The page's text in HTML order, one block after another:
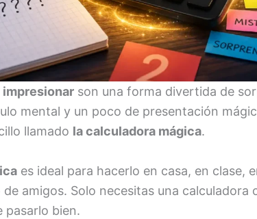
son una forma divertida de
mental y un poco de presentación
llamado la calculadora mágica.
es ideal para hacerlo en casa, en clase,
amigos. Solo necesitas una calculadora
pasarlo bien.